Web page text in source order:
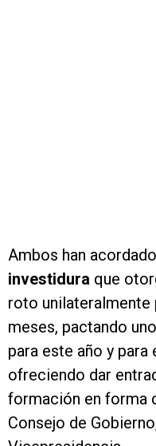
Ambos han
investidura que
roto unilateralmente
meses, pactando
para este año y
ofreciendo dar
formación en forma
Consejo de